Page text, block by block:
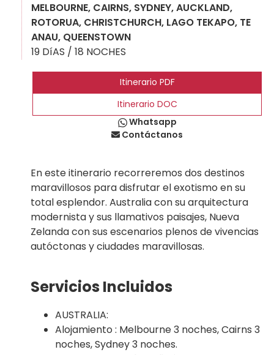
MELBOURNE, CAIRNS, SYDNEY, AUCKLAND,
ROTORUA, CHRISTCHURCH, LAGO TEKAPO, TE
ANAU, QUEENSTOWN
19 DíAS / 18 NOCHES
Itinerario PDF
Itinerario DOC
Whatsapp
Contáctanos
En este itinerario recorreremos dos destinos
maravillosos para disfrutar el exotismo en su
total esplendor. Australia con su arquitectura
modernista y sus llamativos paisajes, Nueva
Zelanda con sus escenarios plenos de vivencias
autóctonas y ciudades maravillosas.
Servicios Incluidos
AUSTRALIA:
Alojamiento : Melbourne 3 noches, Cairns 3
noches, Sydney 3 noches.